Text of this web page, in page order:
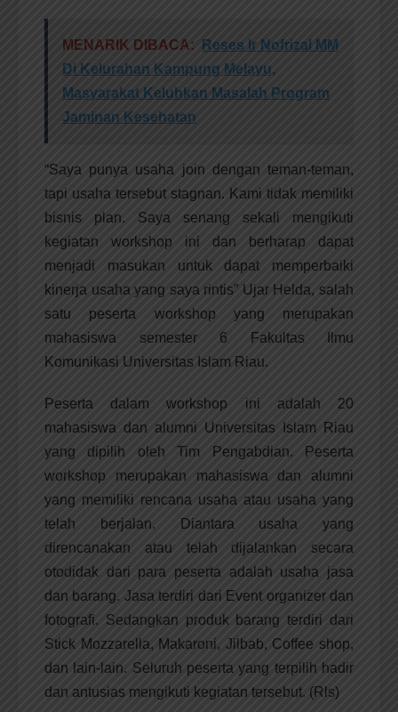
MENARIK DIBACA:
Reses Ir Nofrizal MM
Di Kelurahan Kampung Melayu,
Masyarakat Keluhkan Masalah Program
Jaminan Kesehatan
“Saya punya usaha join dengan teman-teman,
tapi usaha tersebut stagnan. Kami tidak memiliki
bisnis plan. Saya senang sekali mengikuti
kegiatan workshop ini dan berharap dapat
menjadi masukan untuk dapat memperbaiki
kinerja usaha yang saya rintis” Ujar Helda, salah
satu peserta workshop yang merupakan
mahasiswa semester 6 Fakultas Ilmu
Komunikasi Universitas Islam Riau.
Peserta dalam workshop ini adalah 20
mahasiswa dan alumni Universitas Islam Riau
yang dipilih oleh Tim Pengabdian. Peserta
workshop merupakan mahasiswa dan alumni
yang memiliki rencana usaha atau usaha yang
telah berjalan. Diantara usaha yang
direncanakan atau telah dijalankan secara
otodidak dari para peserta adalah usaha jasa
dan barang. Jasa terdiri dari Event organizer dan
fotografi. Sedangkan produk barang terdiri dari
Stick Mozzarella, Makaroni, Jilbab, Coffee shop,
dan lain-lain. Seluruh peserta yang terpilih hadir
dan antusias mengikuti kegiatan tersebut. (Rls)